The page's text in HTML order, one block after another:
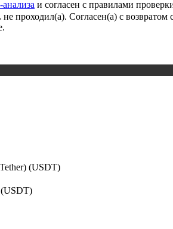
и согласен с правилами
проходил(а). Согласен(а) с
(USDT)
(USDT)